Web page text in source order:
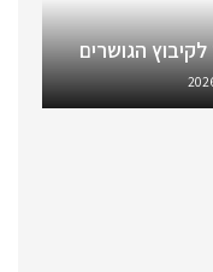
הגושרים